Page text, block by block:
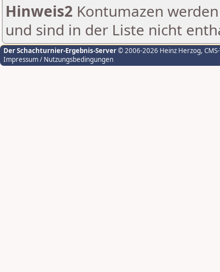
Hinweis2 Kontumazen
und sind in der Liste nicht
Der Schachturnier-Ergebnis-Server© 2006-2026 Heinz Herzog,
Impressum / Nutzungsbedingungen